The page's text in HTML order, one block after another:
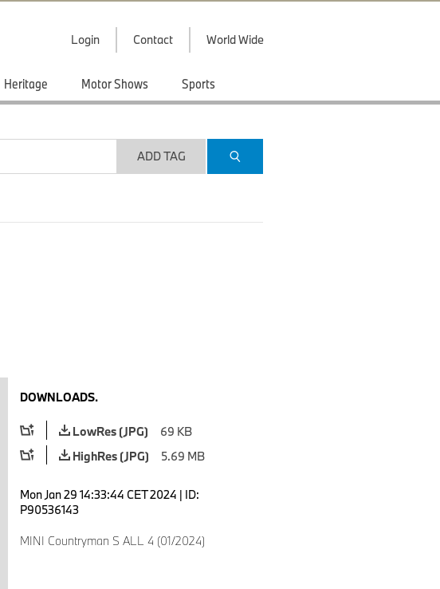
Login Contact World Wide
Heritage Motor Shows Sports
ADD TAG
DOWNLOADS.
LowRes (JPG)
69 KB
HighRes (JPG)
5.69 MB
Mon Jan 29 14:33:44 CET 2024 | ID:
P90536143
MINI Countryman S ALL 4 (01/2024)